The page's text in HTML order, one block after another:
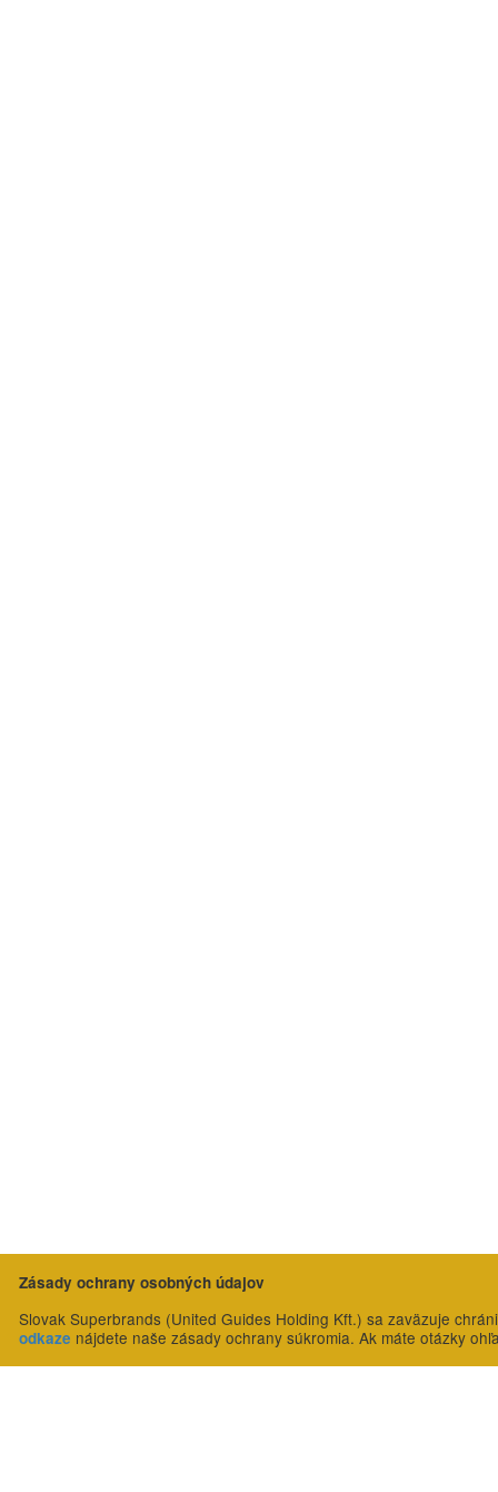
Zásady ochrany osobných údajov
Slovak Superbrands (United Guides Holding Kft.) sa zaväzuje
odkaze nájdete naše zásady ochrany súkromia. Ak máte otázky